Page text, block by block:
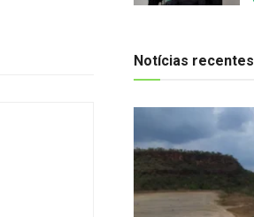
Notícias recentes